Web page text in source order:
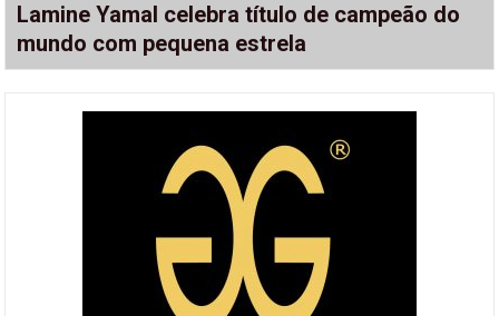
Lamine Yamal celebra título de campeão do
mundo com pequena estrela